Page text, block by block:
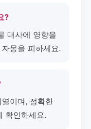
?
대사에 영향을
몽을 피하세요.
이며, 정확한
확인하세요.